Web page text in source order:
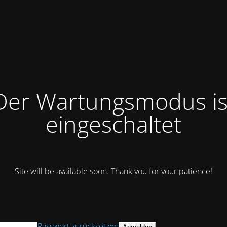
Wartungsmodus
eingeschaltet
Site will be available soon. Thank you for your patience!